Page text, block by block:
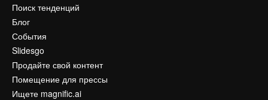
Поиск тенденций
Блог
События
Slidesgo
Продайте свой контент
Помещение для прессы
Ищете magnific.ai